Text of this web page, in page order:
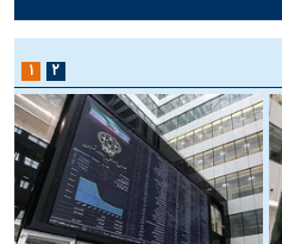
۱ ۲